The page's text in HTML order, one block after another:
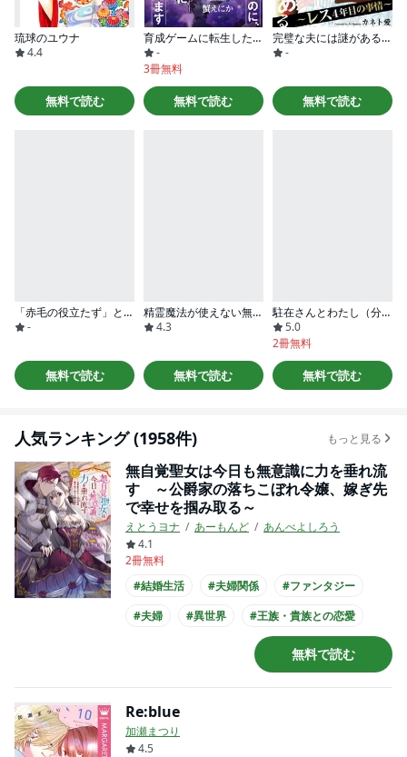
琉球のユウナ
4.4
無料で読む
育成ゲームに転生したのに、なぜか騎士達に溺愛されてます［1話売り］
-
3冊無料
無料で読む
完璧な夫には謎がある～レス4年目の事情～
-
無料で読む
「赤毛の役立たず」とクビになった魔力なしの魔女ですが、「薬草の知識がハンパない！」と王立研究所に即採用されました。[ばら売り]
-
無料で読む
精霊魔法が使えない無能だと婚約破棄されたので、義妹の奴隷になるより追放を選びました
4.3
無料で読む
駐在さんとわたし（分冊版）
5.0
2冊無料
無料で読む
人気ランキング (1958件) もっと見る
無自覚聖女は今日も無意識に力を垂れ流
す ～公爵家の落ちこぼれ令嬢、嫁ぎ先
で幸せを掴み取る～
えとうヨナ あーもんど
あんべよしろう
4.1
2冊無料
#結婚生活
#夫婦関係
#ファンタジー
#夫婦
#異世界
#王族・貴族との恋愛
#主人公が10代女性
無料で読む
Re:blue
加瀬まつり
4.5